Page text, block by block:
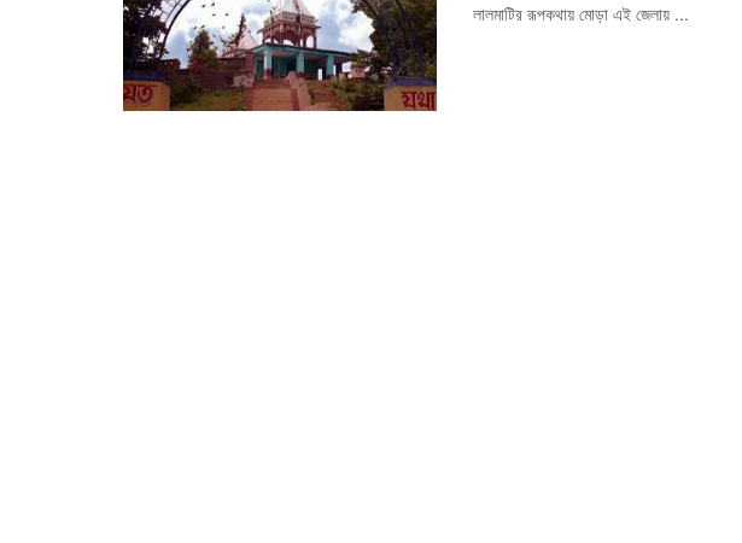
লালমাটির রূপকথায় মোড়া এই জেলায় ...